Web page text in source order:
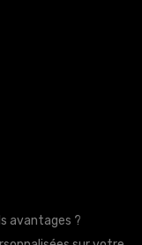
avantages ?